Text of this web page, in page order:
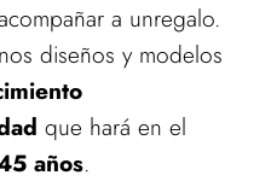
a unregalo.
diseños y modelos
que hará en el
años.